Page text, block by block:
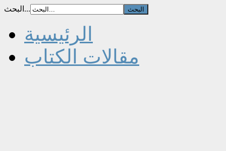
البحث...
الرئيسية
مقالات الكتاب